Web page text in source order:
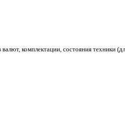
комплектации, состояния техники